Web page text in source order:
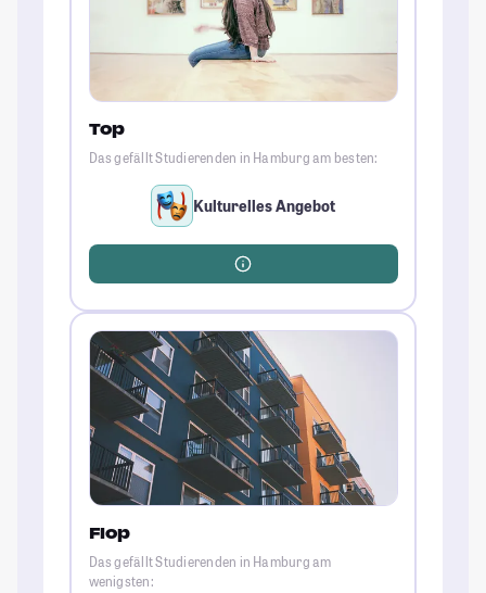
Top
Das gefällt Studierenden in Hamburg am besten:
Kulturelles Angebot
Flop
Das gefällt Studierenden in Hamburg am
wenigsten: